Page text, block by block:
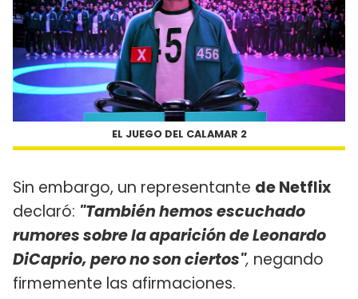
EL JUEGO DEL CALAMAR 2
Sin embargo, un representante de Netflix
declaró: "También hemos escuchado
rumores sobre la aparición de Leonardo
DiCaprio, pero no son ciertos", negando
firmemente las afirmaciones.